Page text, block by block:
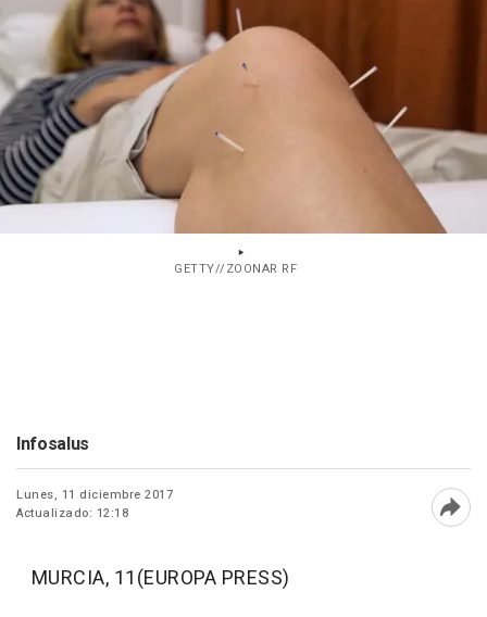
GETTY//ZOONAR RF
Infosalus
Lunes, 11 diciembre 2017
Actualizado: 12:18
MURCIA, 11(EUROPA PRESS)